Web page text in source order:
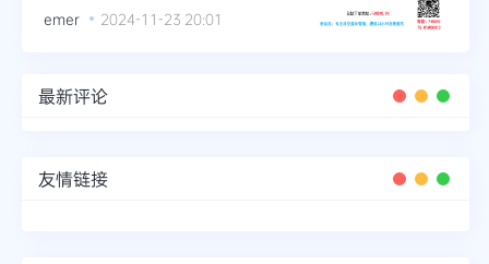
emer 2024-11-23 20:01
最新评论
友情链接